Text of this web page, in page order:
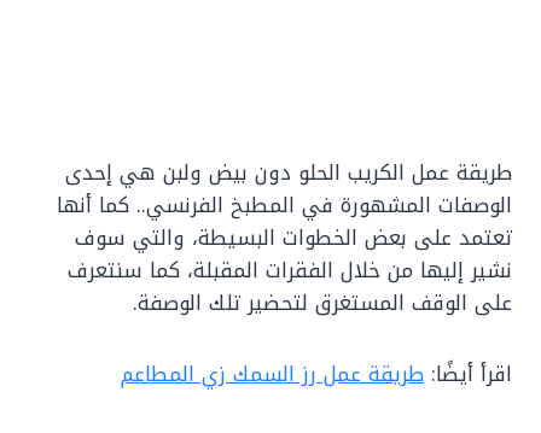
طريقة عمل الكريب الحلو دون بيض ولبن هي إحدى
الوصفات المشهورة في المطبخ الفرنسي.. كما أنها
تعتمد على بعض الخطوات البسيطة، والتي سوف
نشير إليها من خلال الفقرات المقبلة، كما سنتعرف
على الوقف المستغرق لتحضير تلك الوصفة.
اقرأ أيضًا: طريقة عمل رز السمك زي المطاعم